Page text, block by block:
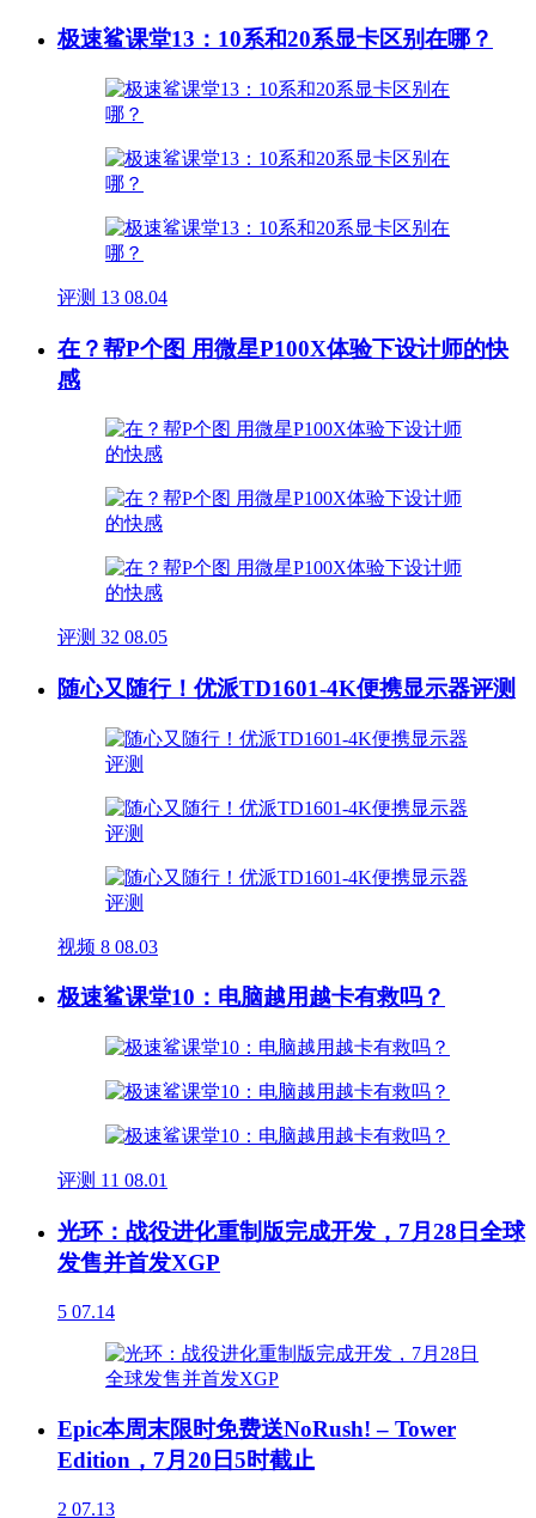
极速鲨课堂13：10系和20系显卡区别在哪？
评测 13 08.04
在？帮P个图 用微星P100X体验下设计师的快
感
评测 32 08.05
随心又随行！优派TD1601-4K便携显示器评测
视频 8 08.03
极速鲨课堂10：电脑越用越卡有救吗？
评测 11 08.01
光环：战役进化重制版完成开发，7月28日全球
发售并首发XGP
5 07.14
Epic本周末限时免费送NoRush! – Tower
Edition，7月20日5时截止
2 07.13